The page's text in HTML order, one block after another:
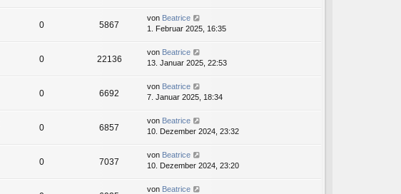
0 5867
von Beatrice
1. Februar 2025, 16:35
0 22136
von Beatrice
13. Januar 2025, 22:53
0 6692
von Beatrice
7. Januar 2025, 18:34
0 6857
von Beatrice
10. Dezember 2024, 23:32
0 7037
von Beatrice
10. Dezember 2024, 23:20
von Beatrice